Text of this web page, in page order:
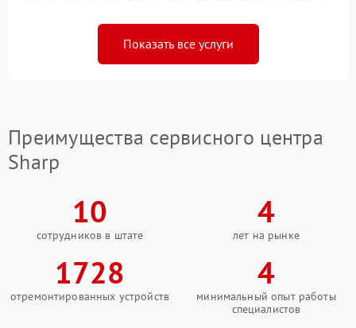
Показать все услуги
Преимущества сервисного центра
Sharp
10
сотрудников в штате
4
лет на рынке
1728
отремонтированных устройств
4
минимальный опыт работы
специалистов